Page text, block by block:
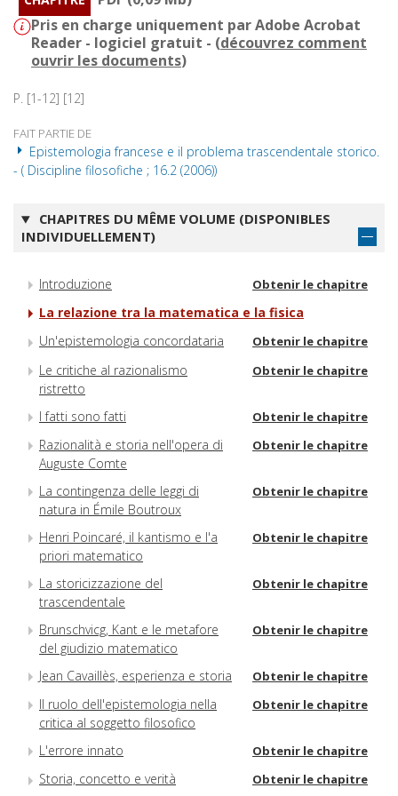
Pris en charge uniquement par Adobe Acrobat
Reader - logiciel gratuit - (découvrez comment
ouvrir les documents)
P. [1-12] [12]
FAIT PARTIE DE
Epistemologia francese e il problema trascendentale storico.
- ( Discipline filosofiche ; 16.2 (2006))
CHAPITRES DU MÊME VOLUME (DISPONIBLES
INDIVIDUELLEMENT)
Introduzione Obtenir le chapitre
La relazione tra la matematica e la fisica
Un'epistemologia concordataria
Obtenir le chapitre
Le critiche al razionalismo
ristretto
Obtenir le chapitre
I fatti sono fatti Obtenir le chapitre
Razionalità e storia nell'opera di
Auguste Comte
Obtenir le chapitre
La contingenza delle leggi di
natura in Émile Boutroux
Obtenir le chapitre
Henri Poincaré, il kantismo e l'a
priori matematico
Obtenir le chapitre
La storicizzazione del
trascendentale
Obtenir le chapitre
Brunschvicg, Kant e le metafore
del giudizio matematico
Obtenir le chapitre
Jean Cavaillès, esperienza e storia Obtenir le chapitre
Il ruolo dell'epistemologia nella
critica al soggetto filosofico
Obtenir le chapitre
L'errore innato Obtenir le chapitre
Storia, concetto e verità Obtenir le chapitre